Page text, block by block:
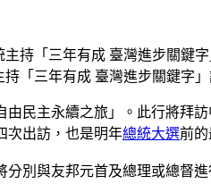
「三年有成 臺灣進步關鍵字
由民主永續之旅」。此行將拜
次出訪，也是明年總統大選前的
別與友邦元首及總理或總督